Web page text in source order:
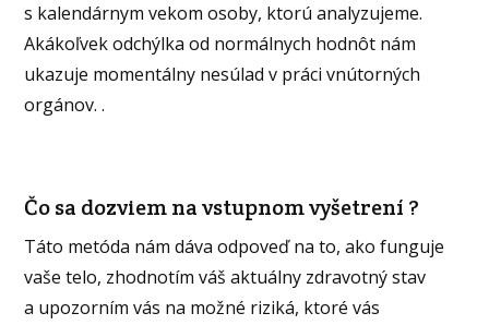
s kalendárnym vekom osoby, ktorú analyzujeme.
Akákoľvek odchýlka od normálnych hodnôt nám
ukazuje momentálny nesúlad v práci vnútorných
orgánov. .
Čo sa dozviem na vstupnom vyšetrení ?
Táto metóda nám dáva odpoveď na to, ako funguje
vaše telo, zhodnotím váš aktuálny zdravotný stav
a upozorním vás na možné riziká, ktoré vás